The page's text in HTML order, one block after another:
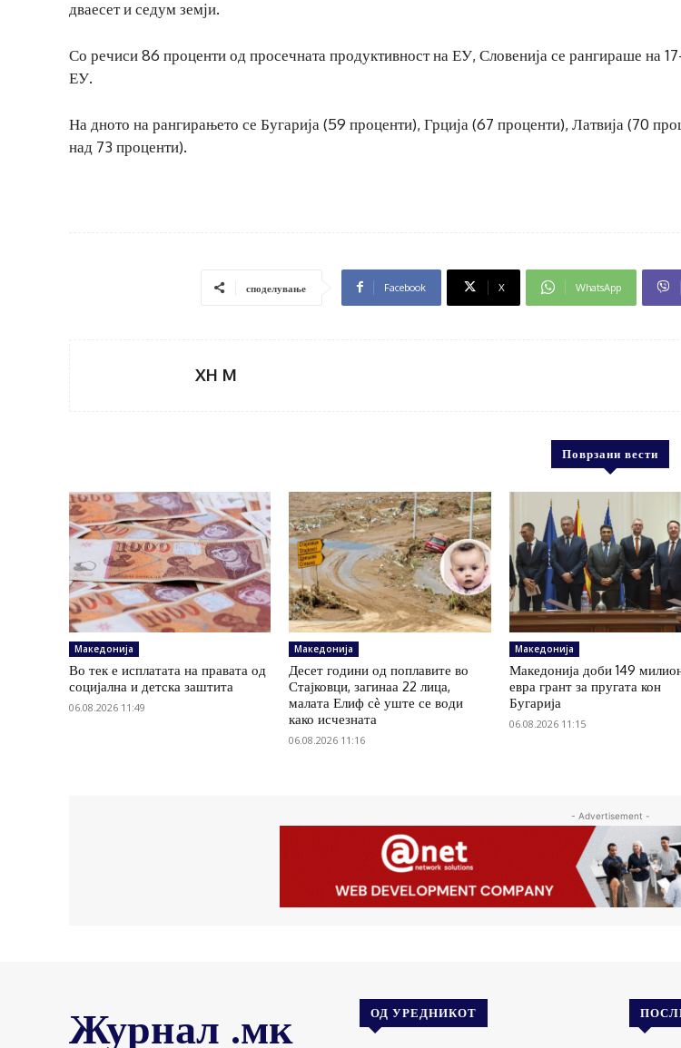
дваесет и седум земји.
Со речиси 86 проценти од просечната продуктивност на ЕУ, Словенија се рангираше на
ЕУ.
На дното на рангирањето се Бугарија (59 проценти), Грција (67 проценти), Латвија (70
над 73 проценти).
споделување Facebook X WhatsApp
XH M
Поврзани вести
Македонија
Во тек е исплатата на правата од
социјална и детска заштита
06.08.2026 11:49
Македонија
Десет години од поплавите во
Стајковци, загинаа 22 лица,
малата Елиф сѐ уште се води
како исчезната
06.08.2026 11:16
Македонија
Македонија доби 149
евра грант за пругата кон
Бугарија
06.08.2026 11:15
- Advertisement -
Журнал .мк ОД УРЕДНИКОТ